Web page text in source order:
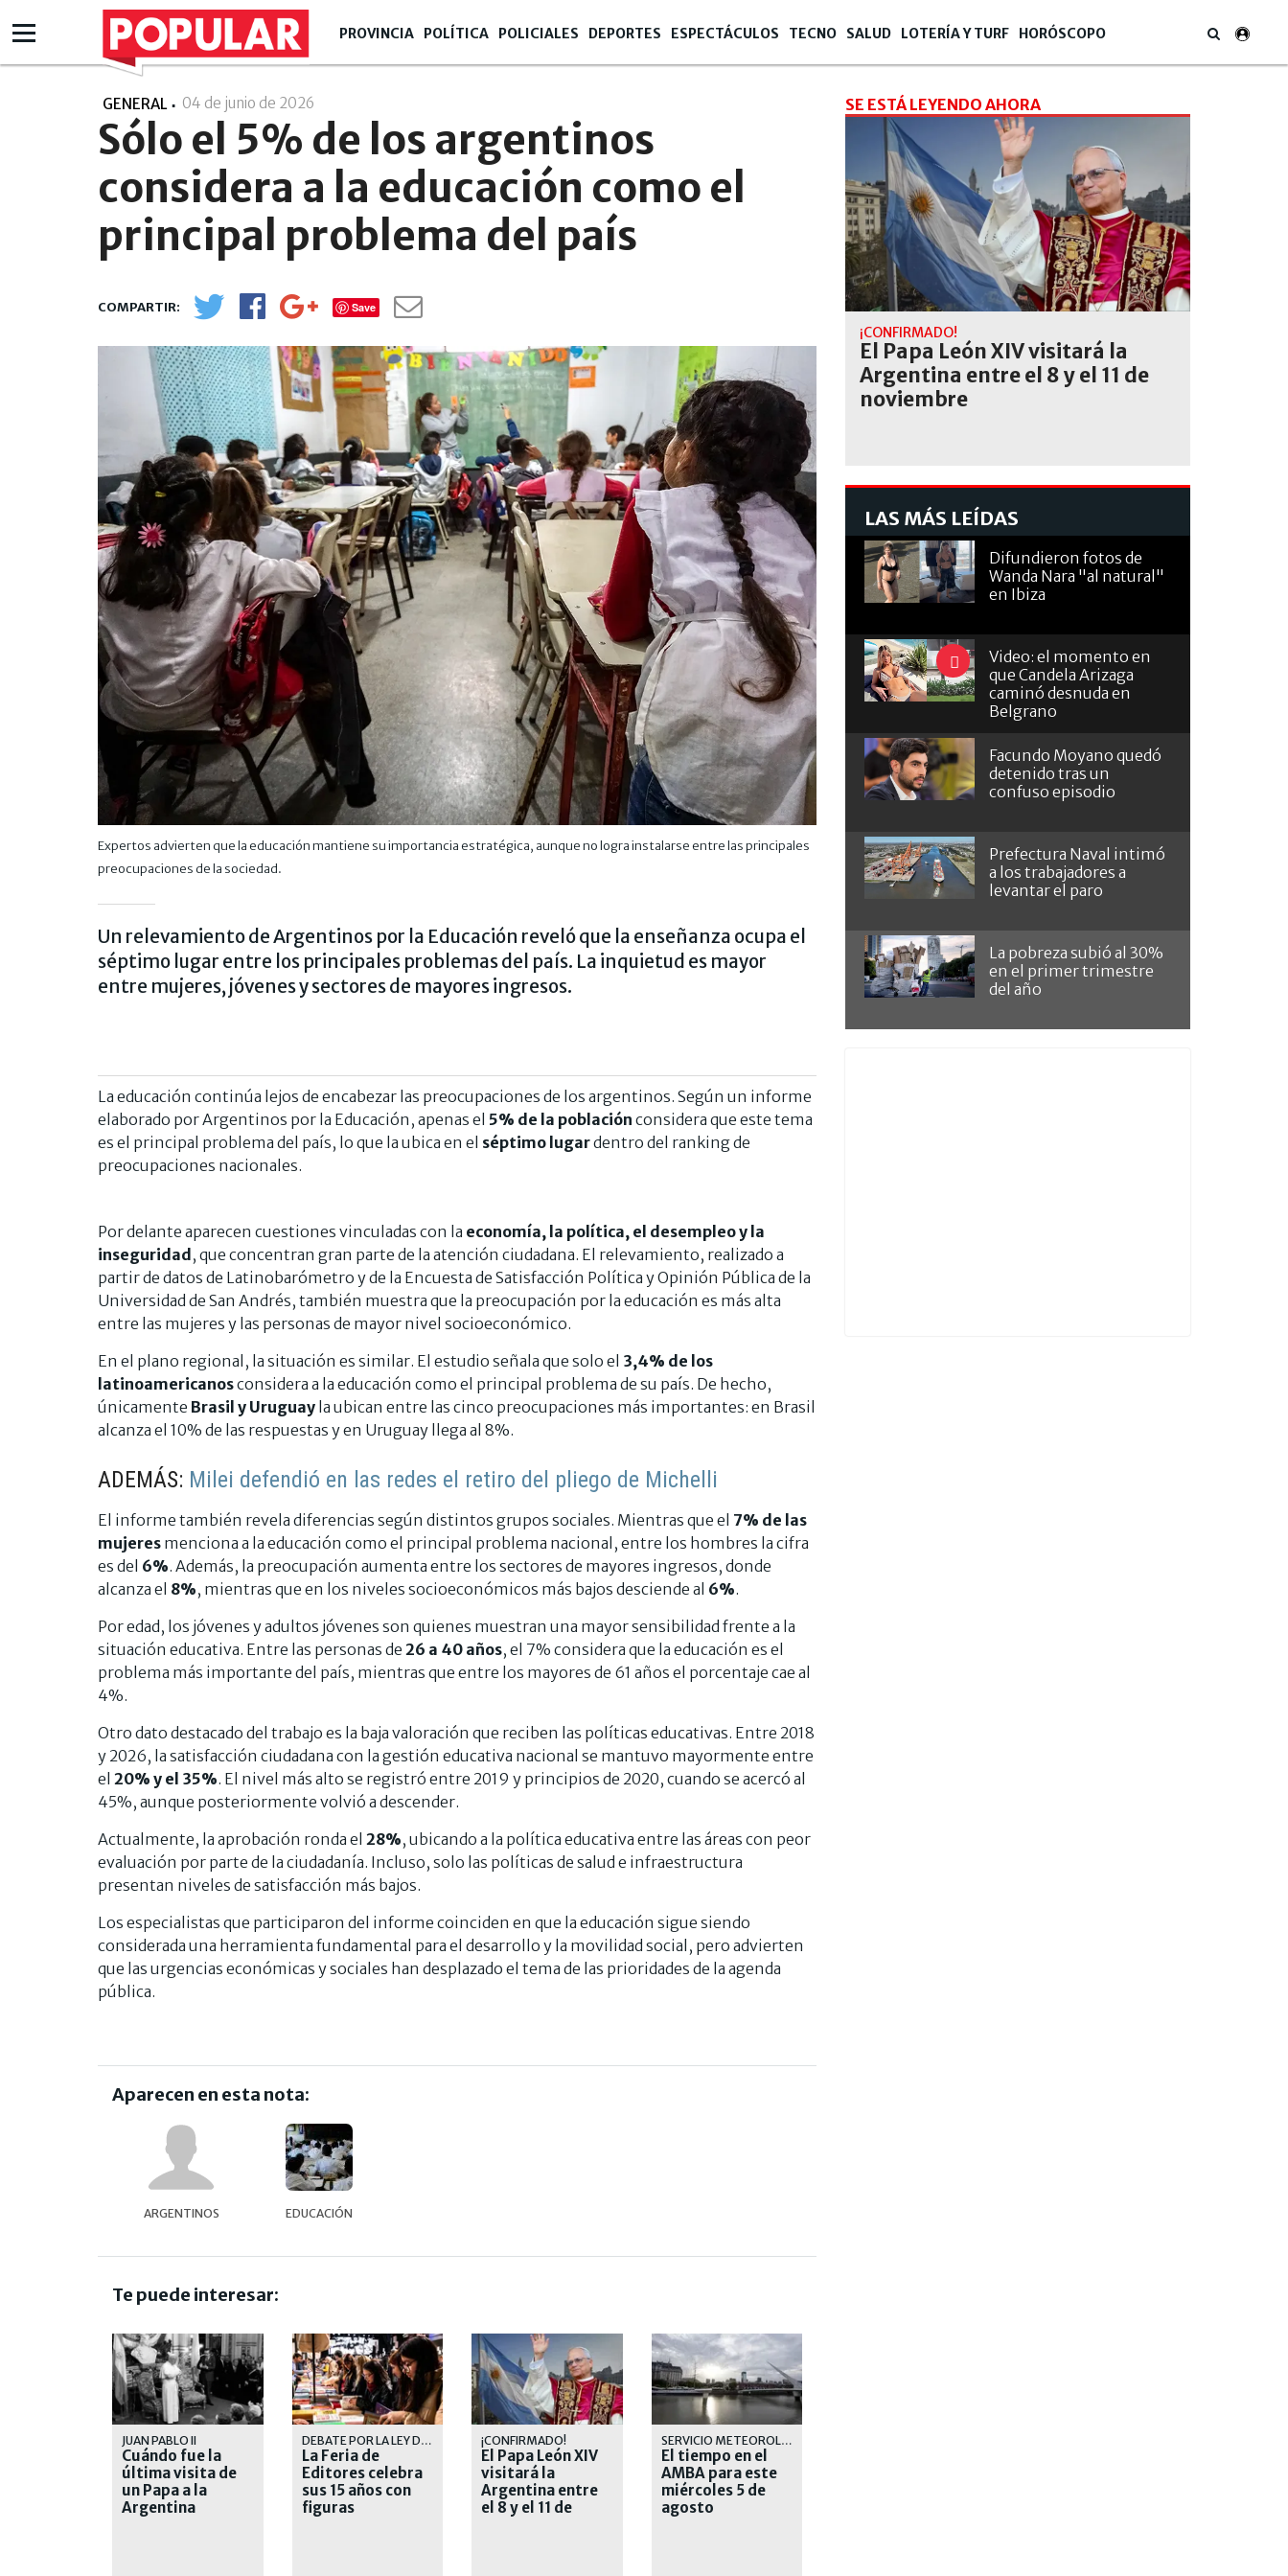
PROVINCIA POLÍTICA POLICIALES DEPORTES ESPECTÁCULOS TECNO SALUD LOTERÍA Y TURF HORÓSCOPO
GENERAL 04 de junio de 2026
Sólo el 5% de los argentinos
considera a la educación como el
principal problema del país
Save
Expertos advierten que la educación mantiene su importancia estratégica, aunque no logra instalarse entre las principales
preocupaciones de la sociedad.
Un relevamiento de Argentinos por la Educación reveló que la enseñanza ocupa el
séptimo lugar entre los principales problemas del país. La inquietud es mayor
entre mujeres, jóvenes y sectores de mayores ingresos.
La educación continúa lejos de encabezar las preocupaciones de los argentinos. Según un informe
elaborado por Argentinos por la Educación, apenas el 5% de la población considera que este tema
es el principal problema del país, lo que la ubica en el séptimo lugardentro del ranking de
preocupaciones nacionales.
Por delante aparecen cuestiones vinculadas con la economía, la política, el desempleo y la
inseguridad, que concentran gran parte de la atención ciudadana. El relevamiento, realizado a
partir de datos de Latinobarómetro y de la Encuesta de Satisfacción Política y Opinión Pública de la
Universidad de San Andrés, también muestra que la preocupación por la educación es más alta
entre las mujeres y las personas de mayor nivel socioeconómico.
En el plano regional, la situación es similar. El estudio señala que solo el 3,4% de los
latinoamericanosconsidera a la educación como el principal problema de su país. De hecho,
únicamente Brasil y Uruguay la ubican entre las cinco preocupaciones más importantes: en Brasil
alcanza el 10% de las respuestas y en Uruguay llega al 8%.
ADEMÁS: Milei defendió en las redes el retiro del pliego de Michelli
El informe también revela diferencias según distintos grupos sociales. Mientras que el 7% de las
mujeres menciona a la educación como el principal problema nacional, entre los hombres la cifra
es del 6%. Además, la preocupación aumenta entre los sectores de mayores ingresos, donde
alcanza el 8%, mientras que en los niveles socioeconómicos más bajos desciende al 6%.
Por edad, los jóvenes y adultos jóvenes son quienes muestran una mayor sensibilidad frente a la
situación educativa. Entre las personas de 26 a 40 años, el 7% considera que la educación es el
problema más importante del país, mientras que entre los mayores de 61 años el porcentaje cae al
4%.
Otro dato destacado del trabajo es la baja valoración que reciben las políticas educativas. Entre 2018
y 2026, la satisfacción ciudadana con la gestión educativa nacional se mantuvo mayormente entre
el 20% y el 35%. El nivel más alto se registró entre 2019 y principios de 2020, cuando se acercó al
45%, aunque posteriormente volvió a descender.
Actualmente, la aprobación ronda el 28%, ubicando a la política educativa entre las áreas con peor
evaluación por parte de la ciudadanía. Incluso, solo las políticas de salud e infraestructura
presentan niveles de satisfacción más bajos.
Los especialistas que participaron del informe coinciden en que la educación sigue siendo
considerada una herramienta fundamental para el desarrollo y la movilidad social, pero advierten
que las urgencias económicas y sociales han desplazado el tema de las prioridades de la agenda
pública.
Aparecen en esta nota:
ARGENTINOS EDUCACIÓN
Te puede interesar:
JUAN PABLO II
Cuándo fue la
última visita de
un Papa a la
Argentina
DEBATE POR LA LEY DEL LIBRO
La Feria de
Editores celebra
sus 15 años con
figuras
¡CONFIRMADO!
El Papa León XIV
visitará la
Argentina entre
el 8 y el 11 de
SERVICIO METEOROLÓGICO
El tiempo en el
AMBA para este
miércoles 5 de
agosto
SE ESTÁ LEYENDO AHORA
¡CONFIRMADO!
El Papa León XIV visitará la
Argentina entre el 8 y el 11 de
noviembre
LAS MÁS LEÍDAS
Difundieron fotos de
Wanda Nara "al natural"
en Ibiza
Video: el momento en
que Candela Arizaga
caminó desnuda en
Belgrano
Facundo Moyano quedó
detenido tras un
confuso episodio
Prefectura Naval intimó
a los trabajadores a
levantar el paro
La pobreza subió al 30%
en el primer trimestre
del año